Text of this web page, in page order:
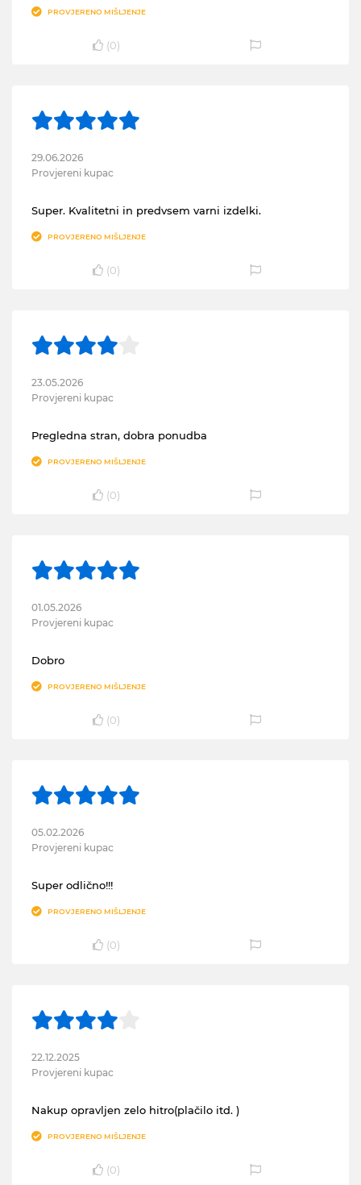
PROVJERENO MIŠLJENJE
(0)
29.06.2026
Provjereni kupac
Super. Kvalitetni in predvsem varni izdelki.
PROVJERENO MIŠLJENJE
(0)
23.05.2026
Provjereni kupac
Pregledna stran, dobra ponudba
PROVJERENO MIŠLJENJE
(0)
01.05.2026
Provjereni kupac
Dobro
PROVJERENO MIŠLJENJE
(0)
05.02.2026
Provjereni kupac
Super odlično!!!
PROVJERENO MIŠLJENJE
(0)
22.12.2025
Provjereni kupac
Nakup opravljen zelo hitro(plačilo itd. )
PROVJERENO MIŠLJENJE
(0)